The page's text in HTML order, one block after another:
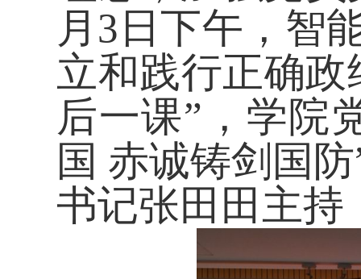
月3日下午，智
立和践行正确
后一课”，学院
国 赤诚铸剑国
书记张田田主持